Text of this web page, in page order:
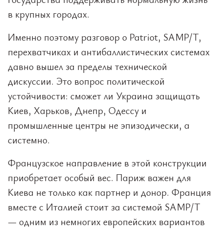
в крупных городах.
Именно поэтому разговор о Patriot, SAMP/T,
перехватчиках и антибаллистических системах
давно вышел за пределы технической
дискуссии. Это вопрос политической
устойчивости: сможет ли Украина защищать
Киев, Харьков, Днепр, Одессу и
промышленные центры не эпизодически, а
системно.
Французское направление в этой конструкции
приобретает особый вес. Париж важен для
Киева не только как партнер и донор. Франция
вместе с Италией стоит за системой SAMP/T
— одним из немногих европейских вариантов